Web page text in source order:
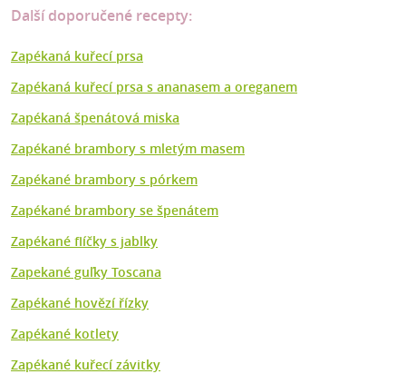
Další doporučené recepty:
Zapékaná kuřecí prsa
Zapékaná kuřecí prsa s ananasem a oreganem
Zapékaná špenátová miska
Zapékané brambory s mletým masem
Zapékané brambory s pórkem
Zapékané brambory se špenátem
Zapékané flíčky s jablky
Zapekané guľky Toscana
Zapékané hovězí řízky
Zapékané kotlety
Zapékané kuřecí závitky